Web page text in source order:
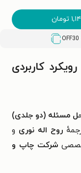
تومان
OFF30
کاربردی
حل مسئله (دو جلدی)
روح اله نوری و
شرکت چاپ و